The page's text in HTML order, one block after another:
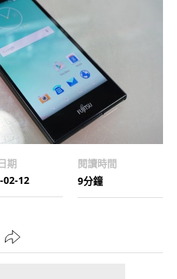
期
02-12
閱讀時間
9分鐘